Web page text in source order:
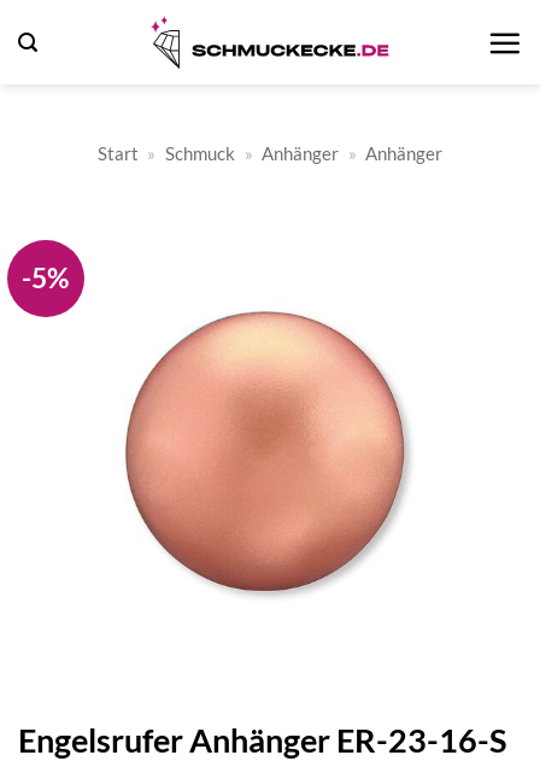
Inhalt
Start » Schmuck » Anhänger » Anhänger
-5%
Engelsrufer Anhänger ER-23-16-S